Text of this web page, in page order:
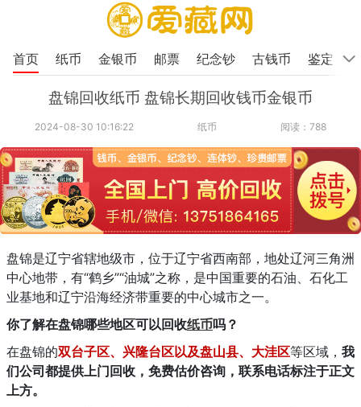
首页 纸币 金银币 邮票 纪念钞 古钱币 鉴定
盘锦回收纸币 盘锦长期回收钱币金银币
2024-08-30 10:16:22 纸币 阅读：788
盘锦是辽宁省辖地级市，位于辽宁省西南部，地处辽河三角洲
中心地带，有“鹤乡”“油城”之称，是中国重要的石油、石化工
业基地和辽宁沿海经济带重要的中心城市之一。
你了解在盘锦哪些地区可以回收纸币吗？
在盘锦的双台子区、兴隆台区以及盘山县、大洼区等区域， 我
们公司都提供上门回收，免费估价咨询，联系电话标注于正文
上方。